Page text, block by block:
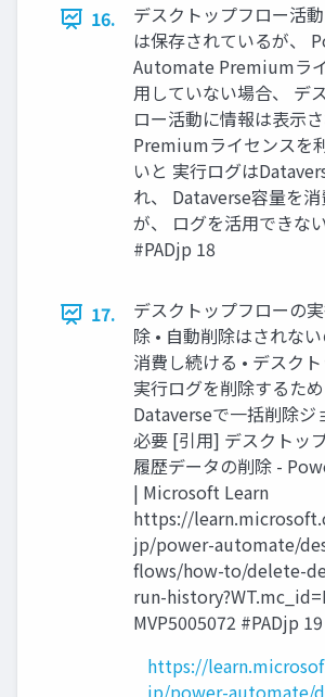
16.
デスクトップフロー活
は保存されているが、
Automate Premiumラ
用していない場合、 デ
ロー活動に情報は表示
Premiumライセンスを
いと 実行ログは
れ、 Dataverse容量を
が、 ログを活用できな
#PADjp 18
17.
デスクトップフローの
除 • 自動削除はされな
消費し続ける • デスク
実行ログを削除するため
Dataverseで一括削除ジ
必要 [引用] デスクトッ
履歴データの削除 -
| Microsoft Learn
https://
jp/power-automate/
flows/how-to/delete-
run-
MVP5005072 #PADjp 19
https://